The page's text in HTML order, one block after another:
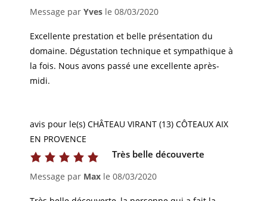
Message par Yves le 08/03/2020
Excellente prestation et belle présentation du
domaine. Dégustation technique et sympathique à
la fois. Nous avons passé une excellente après-
midi.
avis pour le(s) CHÂTEAU VIRANT (13) CÔTEAUX AIX
EN PROVENCE
Très belle découverte
Message par Max le 08/03/2020